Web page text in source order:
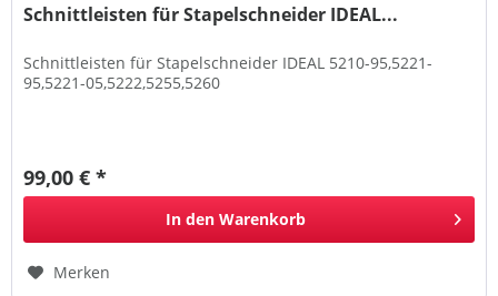
Schnittleisten für Stapelschneider IDEAL...
Schnittleisten für Stapelschneider IDEAL 5210-95,5221-
95,5221-05,5222,5255,5260
99,00 € *
In den Warenkorb
Merken